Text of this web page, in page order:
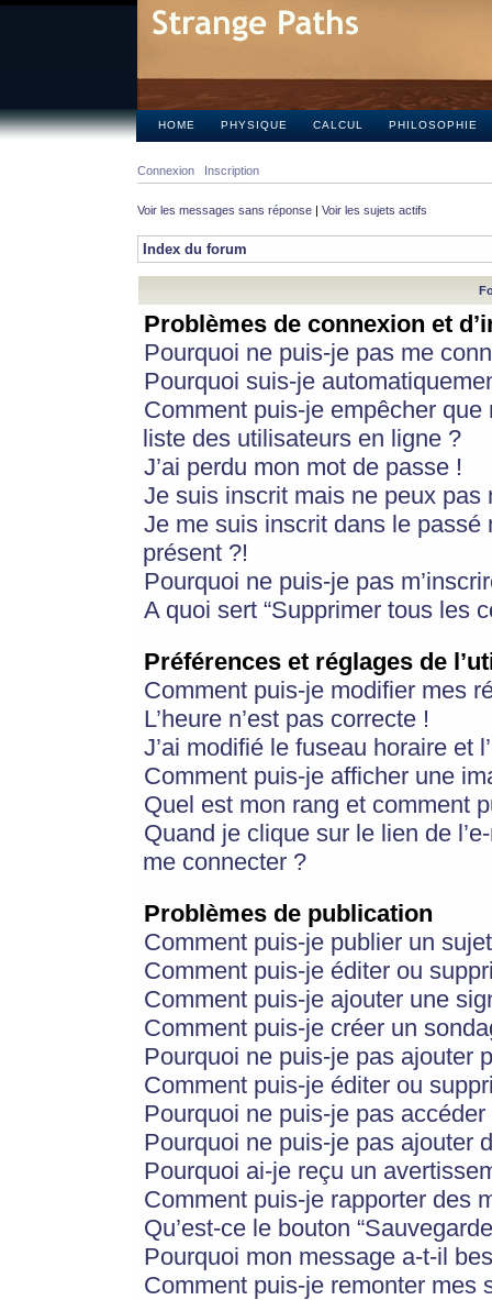
HOME PHYSIQUE CALCUL PHILOSOPHIE
Connexion Inscription
Voir les messages sans réponse | Voir les sujets actifs
Index du forum
Problèmes de connexion et
Pourquoi ne puis-je pas me
Pourquoi suis-je
Comment puis-je empêcher
liste des utilisateurs en ligne ?
J’ai perdu mon mot de passe !
Je suis inscrit mais ne peux pas
Je me suis inscrit dans le
présent ?!
Pourquoi ne puis-je pas
A quoi sert “Supprimer tous les
Préférences et réglages de
Comment puis-je modifier mes
L’heure n’est pas correcte !
J’ai modifié le fuseau horaire et
Comment puis-je afficher une
Quel est mon rang et comment
Quand je clique sur le lien de
me connecter ?
Problèmes de publication
Comment puis-je publier un
Comment puis-je éditer ou
Comment puis-je ajouter une
Comment puis-je créer un
Pourquoi ne puis-je pas ajouter
Comment puis-je éditer ou
Pourquoi ne puis-je pas
Pourquoi ne puis-je pas ajouter
Pourquoi ai-je reçu un
Comment puis-je rapporter des
Qu’est-ce le bouton
Pourquoi mon message a-t-il
Comment puis-je remonter mes